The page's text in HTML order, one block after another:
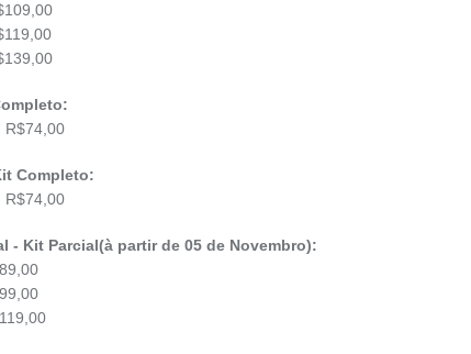
R$74,00
Completo:
R$74,00
- Kit Parcial(à partir de 05 de Novembro):